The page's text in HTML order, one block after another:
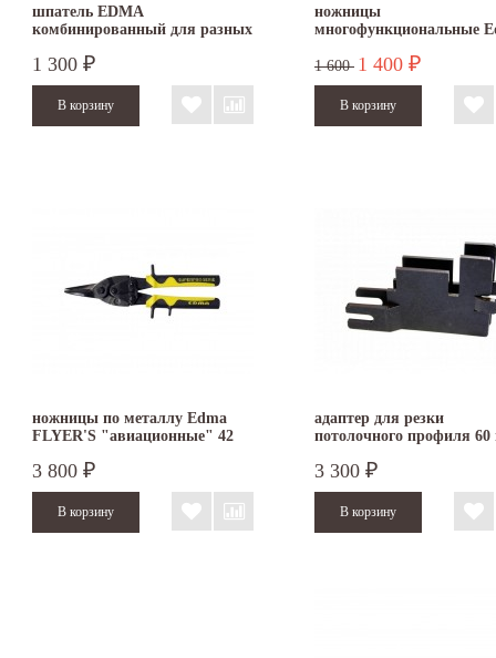
шпатель EDMA
комбинированный для разных
1 300 ₽
ножницы
многофункциональные
1 600 1 400 ₽
ножницы по металлу Edma
FLYER'S "авиационные" 42
3 800 ₽
адаптер для резки
потолочного профиля
PROFILCUT MEGA
3 300 ₽